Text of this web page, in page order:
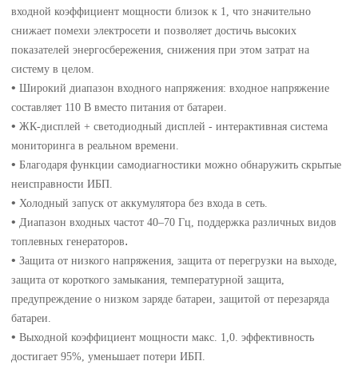
входной коэффициент мощности близок к 1, что значительно
снижает помехи электросети и позволяет достичь высоких
показателей энергосбережения, снижения при этом затрат на
систему в целом.
• Широкий диапазон входного напряжения: входное напряжение
составляет 110 В вместо питания от батареи.
• ЖК-дисплей + светодиодный дисплей - интерактивная система
мониторинга в реальном времени.
• Благодаря функции самодиагностики можно обнаружить скрытые
неисправности ИБП.
• Холодный запуск от аккумулятора без входа в сеть.
• Диапазон входных частот 40–70 Гц, поддержка различных видов
топлевных генераторов.
• Защита от низкого напряжения, защита от перегрузки на выходе,
защита от короткого замыкания, температурной защита,
предупреждение о низком заряде батареи, защитой от перезаряда
батареи.
• Выходной коэффициент мощности макс. 1,0. эффективность
достигает 95%, уменьшает потери ИБП.